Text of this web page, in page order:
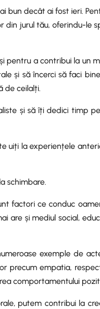
bun decât ai fost ieri.
din jurul tău, oferindu-le
pentru a contribui la un
și să încerci să faci
de ceilalți.
și să îți dedici timp
uiți la experiențele
schimbare.
factori ce conduc
are și mediul social,
exemple de
precum empatia,
comportamentului
putem contribui la